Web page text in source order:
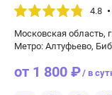
4.8
Московская
Метро: Алтуфьево,
от 1 800 ₽/ в